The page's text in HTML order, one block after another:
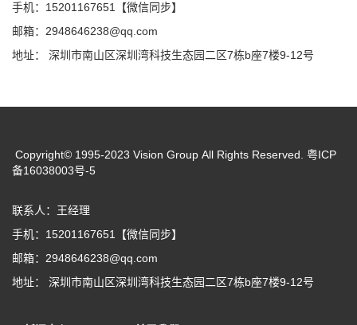
手机：15201167651【微信同步】
邮箱：2948646238@qq.com
地址： 深圳市南山区深圳湾科技生态园二区7栋b座7楼9-12号
Copyright© 1995-2023 Vision Group All Rights Reserved. 粤ICP
备16038003号-5
联系人：王经理
手机：15201167651【微信同步】
邮箱：2948646238@qq.com
地址： 深圳市南山区深圳湾科技生态园二区7栋b座7楼9-12号